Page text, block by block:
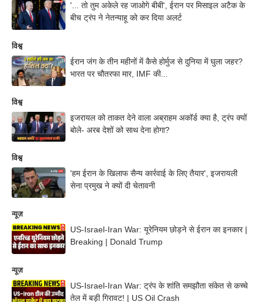
'... तो तुम अकेले रह जाओगे बीबी', ईरान पर मिसाइल अटैक के
बीच ट्रंप ने नेतन्याहू को कर दिया अलर्ट
विश्व
ईरान जंग के तीन महीनों में कैसे होर्मुज से दुनिया में घुला जहर?
भारत पर चौतरफा मार, IMF की...
विश्व
इजरायल को ताकत देने वाला अब्राहम अकॉर्ड क्या है, ट्रंप क्यों
बोले- अरब देशों को साथ देना होगा?
विश्व
'हम ईरान के खिलाफ सैन्य कार्रवाई के लिए तैयार', इजरायली
सेना प्रमुख ने क्यों दी चेतावनी
न्यूज़
US-Israel-Iran War: यूरेनियम छोड़ने से ईरान का इनकार |
Breaking | Donald Trump
न्यूज़
US-Israel-Iran War: ट्रंप के शांति समझौता संकेत से कच्चे
तेल में बड़ी गिरावट! | US Oil Crash